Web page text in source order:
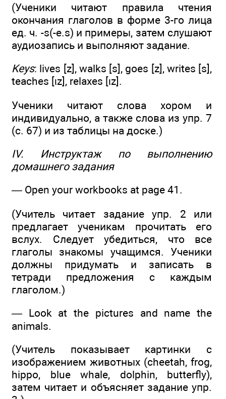
(Ученики читают правила чтения
окончания глаголов в форме 3-го лица
ед. ч. -s(-e.s) и примеры, затем слушают
аудиозапись и выполняют задание.
Keys: lives [z], walks [s], goes [z], writes [s],
teaches [ιz], relaxes [ιz].
Ученики читают слова хором и
индивидуально, а также слова из упр. 7
(с. 67) и из таблицы на доске.)
IV. Инструктаж по выполнению
домашнего задания
— Open your workbooks at page 41.
(Учитель читает задание упр. 2 или
предлагает ученикам прочитать его
вслух. Следует убедиться, что все
глаголы знакомы учащимся. Ученики
должны придумать и записать в
тетради предложения с каждым
глаголом.)
— Look at the pictures and name the
animals.
(Учитель показывает картинки с
изображением животных (cheetah, frog,
hippo, blue whale, dolphin, butterfly),
затем читает и объясняет задание упр.